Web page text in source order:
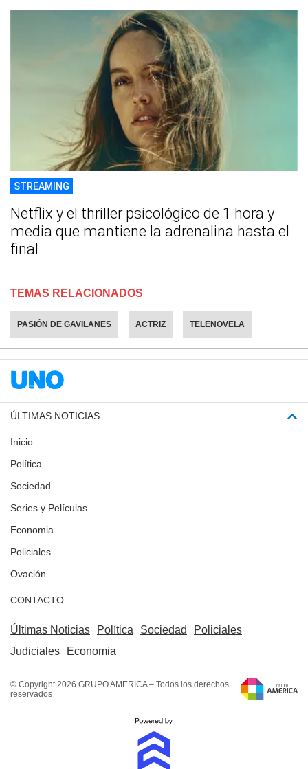
STREAMING
Netflix y el thriller psicológico de 1 hora y
media que mantiene la adrenalina hasta el
final
TEMAS RELACIONADOS
PASIÓN DE GAVILANES ACTRIZ TELENOVELA
ÚLTIMAS NOTICIAS
Inicio
Política
Sociedad
Series y Películas
Economia
Policiales
Ovación
CONTACTO
Últimas Noticias Política Sociedad
Policiales
Judiciales
Economia
© Copyright 2026 GRUPO AMERICA – Todos los derechos
reservados